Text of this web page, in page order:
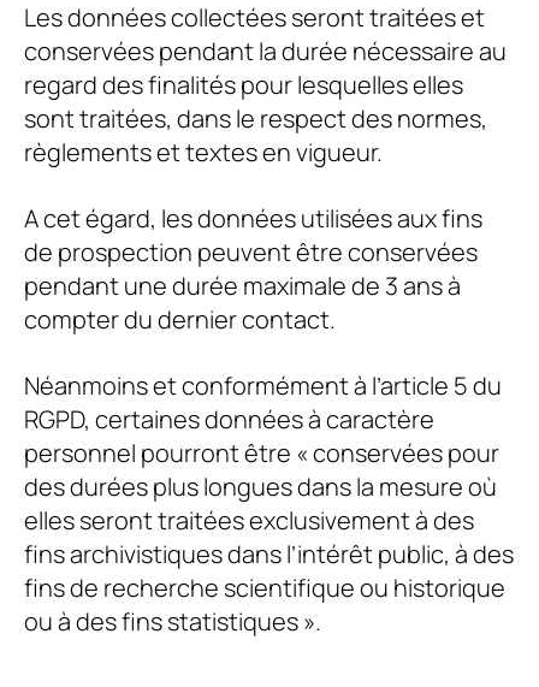
Les données collectées seront traitées et
conservées pendant la durée nécessaire au
regard des finalités pour lesquelles elles
sont traitées, dans le respect des normes,
règlements et textes en vigueur.
A cet égard, les données utilisées aux fins
de prospection peuvent être conservées
pendant une durée maximale de 3 ans à
compter du dernier contact.
Néanmoins et conformément à l’article 5 du
RGPD, certaines données à caractère
personnel pourront être « conservées pour
des durées plus longues dans la mesure où
elles seront traitées exclusivement à des
fins archivistiques dans l’intérêt public, à des
fins de recherche scientifique ou historique
ou à des fins statistiques ».